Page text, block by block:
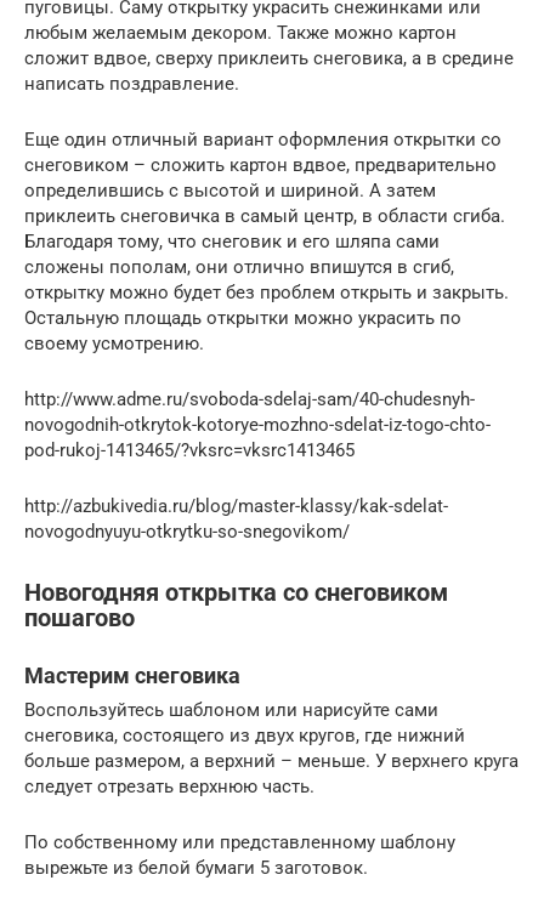
пуговицы. Саму открытку украсить снежинками или
любым желаемым декором. Также можно картон
сложит вдвое, сверху приклеить снеговика, а в средине
написать поздравление.
Еще один отличный вариант оформления открытки со
снеговиком – сложить картон вдвое, предварительно
определившись с высотой и шириной. А затем
приклеить снеговичка в самый центр, в области сгиба.
Благодаря тому, что снеговик и его шляпа сами
сложены пополам, они отлично впишутся в сгиб,
открытку можно будет без проблем открыть и закрыть.
Остальную площадь открытки можно украсить по
своему усмотрению.
http://www.adme.ru/svoboda-sdelaj-sam/40-chudesnyh-
novogodnih-otkrytok-kotorye-mozhno-sdelat-iz-togo-chto-
pod-rukoj-1413465/?vksrc=vksrc1413465
http://azbukivedia.ru/blog/master-klassy/kak-sdelat-
novogodnyuyu-otkrytku-so-snegovikom/
Новогодняя открытка со снеговиком
пошагово
Мастерим снеговика
Воспользуйтесь шаблоном или нарисуйте сами
снеговика, состоящего из двух кругов, где нижний
больше размером, а верхний – меньше. У верхнего круга
следует отрезать верхнюю часть.
По собственному или представленному шаблону
вырежьте из белой бумаги 5 заготовок.